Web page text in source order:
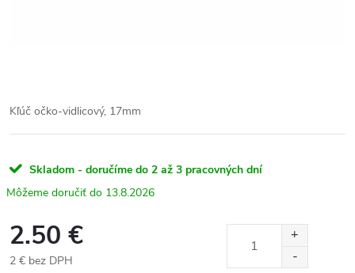
Kľúč očko-vidlicový, 17mm
Skladom - doručíme do 2 až 3 pracovných dní
13.8.2026
2.50 €
2 € bez DPH